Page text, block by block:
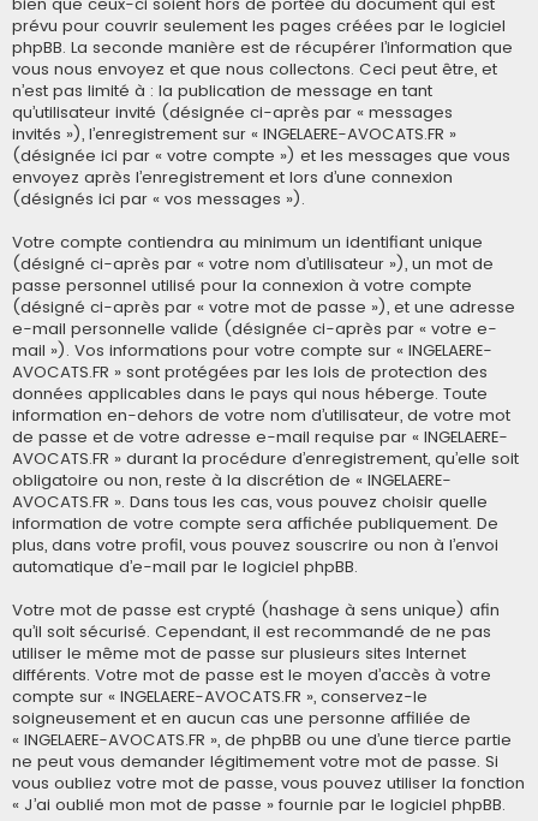
bien que ceux-ci soient hors de portée du document qui est
prévu pour couvrir seulement les pages créées par le logiciel
phpBB. La seconde manière est de récupérer l’information que
vous nous envoyez et que nous collectons. Ceci peut être, et
n’est pas limité à : la publication de message en tant
qu’utilisateur invité (désignée ci-après par « messages
invités »), l’enregistrement sur « INGELAERE-AVOCATS.FR »
(désignée ici par « votre compte ») et les messages que vous
envoyez après l’enregistrement et lors d’une connexion
(désignés ici par « vos messages »).
Votre compte contiendra au minimum un identifiant unique
(désigné ci-après par « votre nom d’utilisateur »), un mot de
passe personnel utilisé pour la connexion à votre compte
(désigné ci-après par « votre mot de passe »), et une adresse
e-mail personnelle valide (désignée ci-après par « votre e-
mail »). Vos informations pour votre compte sur « INGELAERE-
AVOCATS.FR » sont protégées par les lois de protection des
données applicables dans le pays qui nous héberge. Toute
information en-dehors de votre nom d’utilisateur, de votre mot
de passe et de votre adresse e-mail requise par « INGELAERE-
AVOCATS.FR » durant la procédure d’enregistrement, qu’elle soit
obligatoire ou non, reste à la discrétion de « INGELAERE-
AVOCATS.FR ». Dans tous les cas, vous pouvez choisir quelle
information de votre compte sera affichée publiquement. De
plus, dans votre profil, vous pouvez souscrire ou non à l’envoi
automatique d’e-mail par le logiciel phpBB.
Votre mot de passe est crypté (hashage à sens unique) afin
qu’il soit sécurisé. Cependant, il est recommandé de ne pas
utiliser le même mot de passe sur plusieurs sites Internet
différents. Votre mot de passe est le moyen d’accès à votre
compte sur « INGELAERE-AVOCATS.FR », conservez-le
soigneusement et en aucun cas une personne affiliée de
« INGELAERE-AVOCATS.FR », de phpBB ou une d’une tierce partie
ne peut vous demander légitimement votre mot de passe. Si
vous oubliez votre mot de passe, vous pouvez utiliser la fonction
« J’ai oublié mon mot de passe » fournie par le logiciel phpBB.